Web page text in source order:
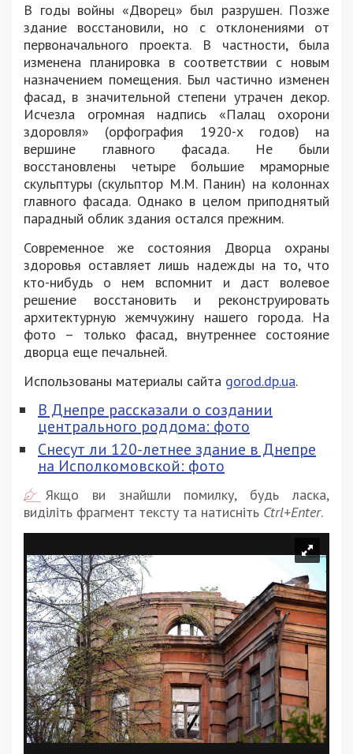
В годы войны «Дворец» был разрушен. Позже
здание восстановили, но с отклонениями от
первоначального проекта. В частности, была
изменена планировка в соответствии с новым
назначением помещения. Был частично изменен
фасад, в значительной степени утрачен декор.
Исчезла огромная надпись «Палац охорони
здоровля» (орфография 1920-х годов) на
вершине главного фасада. Не были
восстановлены четыре большие мраморные
скульптуры (скульптор М.М. Панин) на колоннах
главного фасада. Однако в целом приподнятый
парадный облик здания остался прежним.
Современное же состояния Дворца охраны
здоровья оставляет лишь надежды на то, что
кто-нибудь о нем вспомнит и даст волевое
решение восстановить и реконструировать
архитектурную жемчужину нашего города. На
фото – только фасад, внутреннее состояние
дворца еще печальней.
Использованы материалы сайта gorod.dp.ua.
В Днепре рассказали о создании
центрального роддома: фото
Снесут ли 120-летнее здание в Днепре
на Исполкомовской: фото
Якщо ви знайшли помилку, будь ласка,
виділіть фрагмент тексту та натисніть Ctrl+Enter.